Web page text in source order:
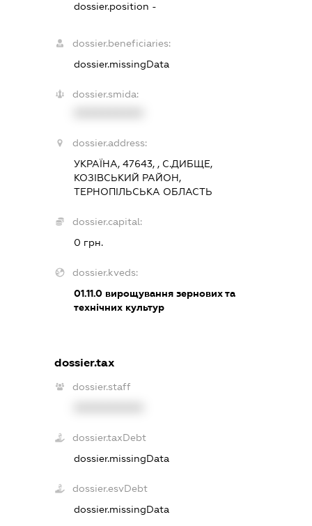
dossier.position -
dossier.beneficiaries:
dossier.missingData
dossier.smida:
dossier.address:
УКРАЇНА, 47643, , С.ДИБЩЕ,
КОЗІВСЬКИЙ РАЙОН,
ТЕРНОПІЛЬСЬКА ОБЛАСТЬ
dossier.capital:
0 грн.
dossier.kveds:
01.11.0вирощування зернових та
технічних культур
dossier.tax
dossier.staff
dossier.taxDebt
dossier.missingData
dossier.esvDebt
dossier.missingData